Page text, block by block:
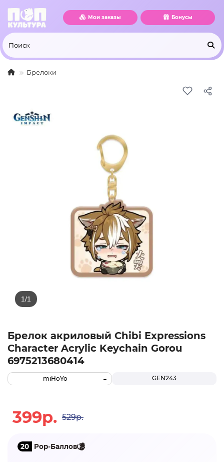
Мои заказы Бонусы
Брелоки
Брелок акриловый Chibi Expressions
Character Acrylic Keychain Gorou
6975213680414
GEN243
miHoYo
399р. 529р.
20 Pop-Баллов